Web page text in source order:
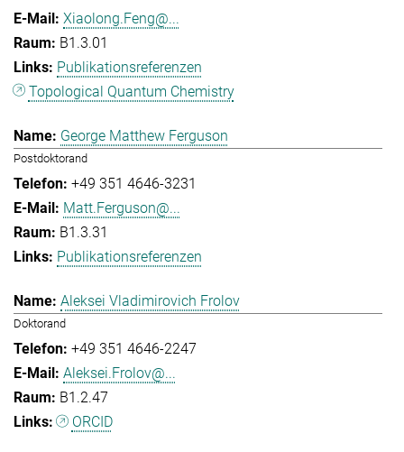
Xiaolong.Feng@...
B1.3.01
Publikationsreferenzen
Topological Quantum Chemistry
George Matthew Ferguson
Postdoktorand
+49 351 4646-3231
Matt.Ferguson@...
B1.3.31
Publikationsreferenzen
Aleksei Vladimirovich Frolov
Doktorand
+49 351 4646-2247
Aleksei.Frolov@...
B1.2.47
ORCID